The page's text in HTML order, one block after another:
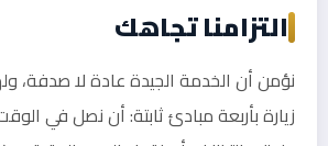
التزامنا تجاهك
نؤمن أن الخدمة الجيدة عادة لا صدفة،
زيارة بأربعة مبادئ ثابتة: أن نصل في